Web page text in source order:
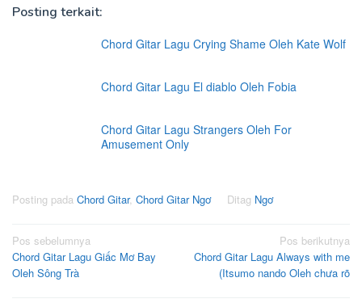
Posting terkait:
Chord Gitar Lagu Crying Shame Oleh Kate Wolf
Chord Gitar Lagu El diablo Oleh Fobia
Chord Gitar Lagu Strangers Oleh For
Amusement Only
Posting pada Chord Gitar, Chord Gitar Ngơ Ditag Ngơ
Navigasi
pos
Pos sebelumnya
Chord Gitar Lagu Giấc Mơ Bay
Oleh Sông Trà
Pos berikutnya
Chord Gitar Lagu Always with me
(Itsumo nando Oleh chưa rõ